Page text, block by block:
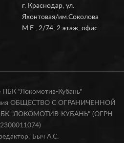
г. Краснодар, ул.
Яхонтовая/им.Соколова
М.Е., 2/74, 2 этаж, офис
ПБК "Локомотив-Кубань"
ОБЩЕСТВО С ОГРАНИЧЕННОЙ
"ЛОКОМОТИВ-КУБАНЬ" (ОГРН
Быч А.С.